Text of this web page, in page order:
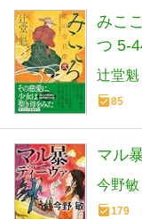
みこ
つ 5-
辻堂魁
85
マル
今野敏
179